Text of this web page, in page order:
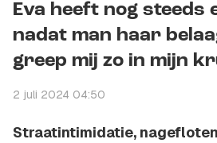
Eva heeft nog steeds
nadat man haar
greep mij zo in mijn
2 juli 2024 04:50
Straatintimidatie,